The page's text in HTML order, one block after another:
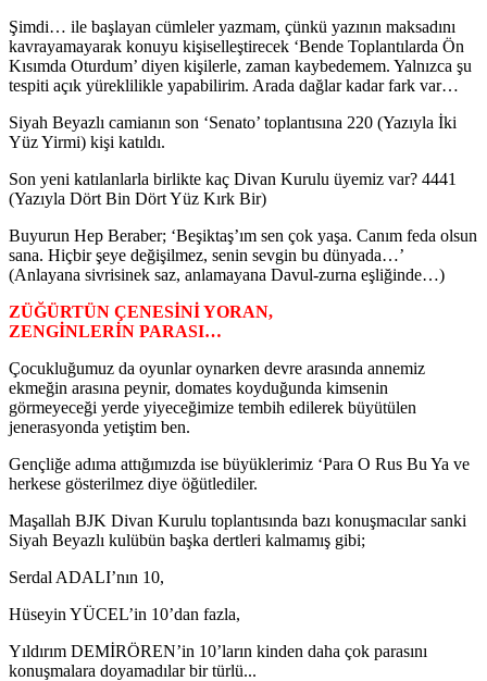
Şimdi… ile başlayan cümleler yazmam, çünkü yazının maksadını
kavrayamayarak konuyu kişiselleştirecek ‘Bende Toplantılarda Ön
Kısımda Oturdum’ diyen kişilerle, zaman kaybedemem. Yalnızca şu
tespiti açık yüreklilikle yapabilirim. Arada dağlar kadar fark var…
Siyah Beyazlı camianın son ‘Senato’ toplantısına 220 (Yazıyla İki
Yüz Yirmi) kişi katıldı.
Son yeni katılanlarla birlikte kaç Divan Kurulu üyemiz var? 4441
(Yazıyla Dört Bin Dört Yüz Kırk Bir)
Buyurun Hep Beraber; ‘Beşiktaş’ım sen çok yaşa. Canım feda olsun
sana. Hiçbir şeye değişilmez, senin sevgin bu dünyada…’
(Anlayana sivrisinek saz, anlamayana Davul-zurna eşliğinde…)
ZÜĞÜRTÜN ÇENESİNİ YORAN,
ZENGİNLERİN PARASI…
Çocukluğumuz da oyunlar oynarken devre arasında annemiz
ekmeğin arasına peynir, domates koyduğunda kimsenin
görmeyeceği yerde yiyeceğimize tembih edilerek büyütülen
jenerasyonda yetiştim ben.
Gençliğe adıma attığımızda ise büyüklerimiz ‘Para O Rus Bu Ya ve
herkese gösterilmez diye öğütlediler.
Maşallah BJK Divan Kurulu toplantısında bazı konuşmacılar sanki
Siyah Beyazlı kulübün başka dertleri kalmamış gibi;
Serdal ADALI’nın 10,
Hüseyin YÜCEL’in 10’dan fazla,
Yıldırım DEMİRÖREN’in 10’ların kinden daha çok parasını
konuşmalara doyamadılar bir türlü...